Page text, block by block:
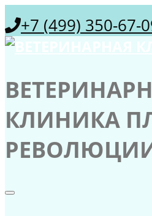
+7 (499) 350-67-
КЛИНИКА